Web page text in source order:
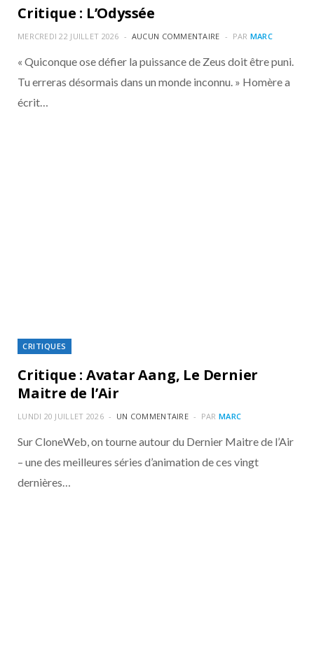
Critique : L’Odyssée
MERCREDI 22 JUILLET 2026 AUCUN COMMENTAIRE PAR MARC
« Quiconque ose défier la puissance de Zeus doit être puni.
Tu erreras désormais dans un monde inconnu. » Homère a
écrit…
CRITIQUES
Critique : Avatar Aang, Le Dernier
Maitre de l’Air
LUNDI 20 JUILLET 2026 UN COMMENTAIRE PAR MARC
Sur CloneWeb, on tourne autour du Dernier Maitre de l’Air
– une des meilleures séries d’animation de ces vingt
dernières…